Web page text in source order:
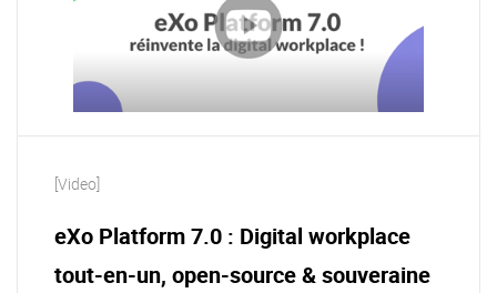
[Video]
eXo Platform 7.0 : Digital workplace
tout-en-un, open-source & souveraine